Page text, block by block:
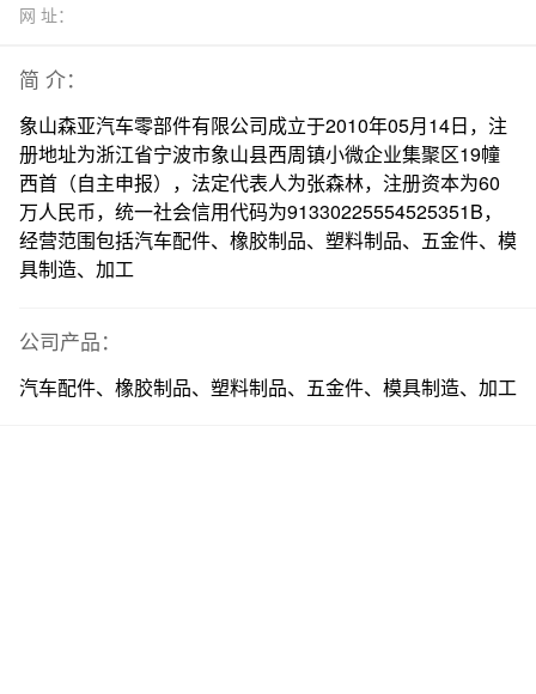
网 址：
简 介：
象山森亚汽车零部件有限公司成立于2010年05月14日，注
册地址为浙江省宁波市象山县西周镇小微企业集聚区19幢
西首（自主申报），法定代表人为张森林，注册资本为60
万人民币，统一社会信用代码为91330225554525351B，
经营范围包括汽车配件、橡胶制品、塑料制品、五金件、模
具制造、加工
公司产品：
汽车配件、橡胶制品、塑料制品、五金件、模具制造、加工